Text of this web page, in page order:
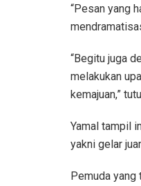
“Pesan yang
“Begitu juga
melakukan
kemajuan,”
Yamal tampil
yakni gelar
Pemuda yang